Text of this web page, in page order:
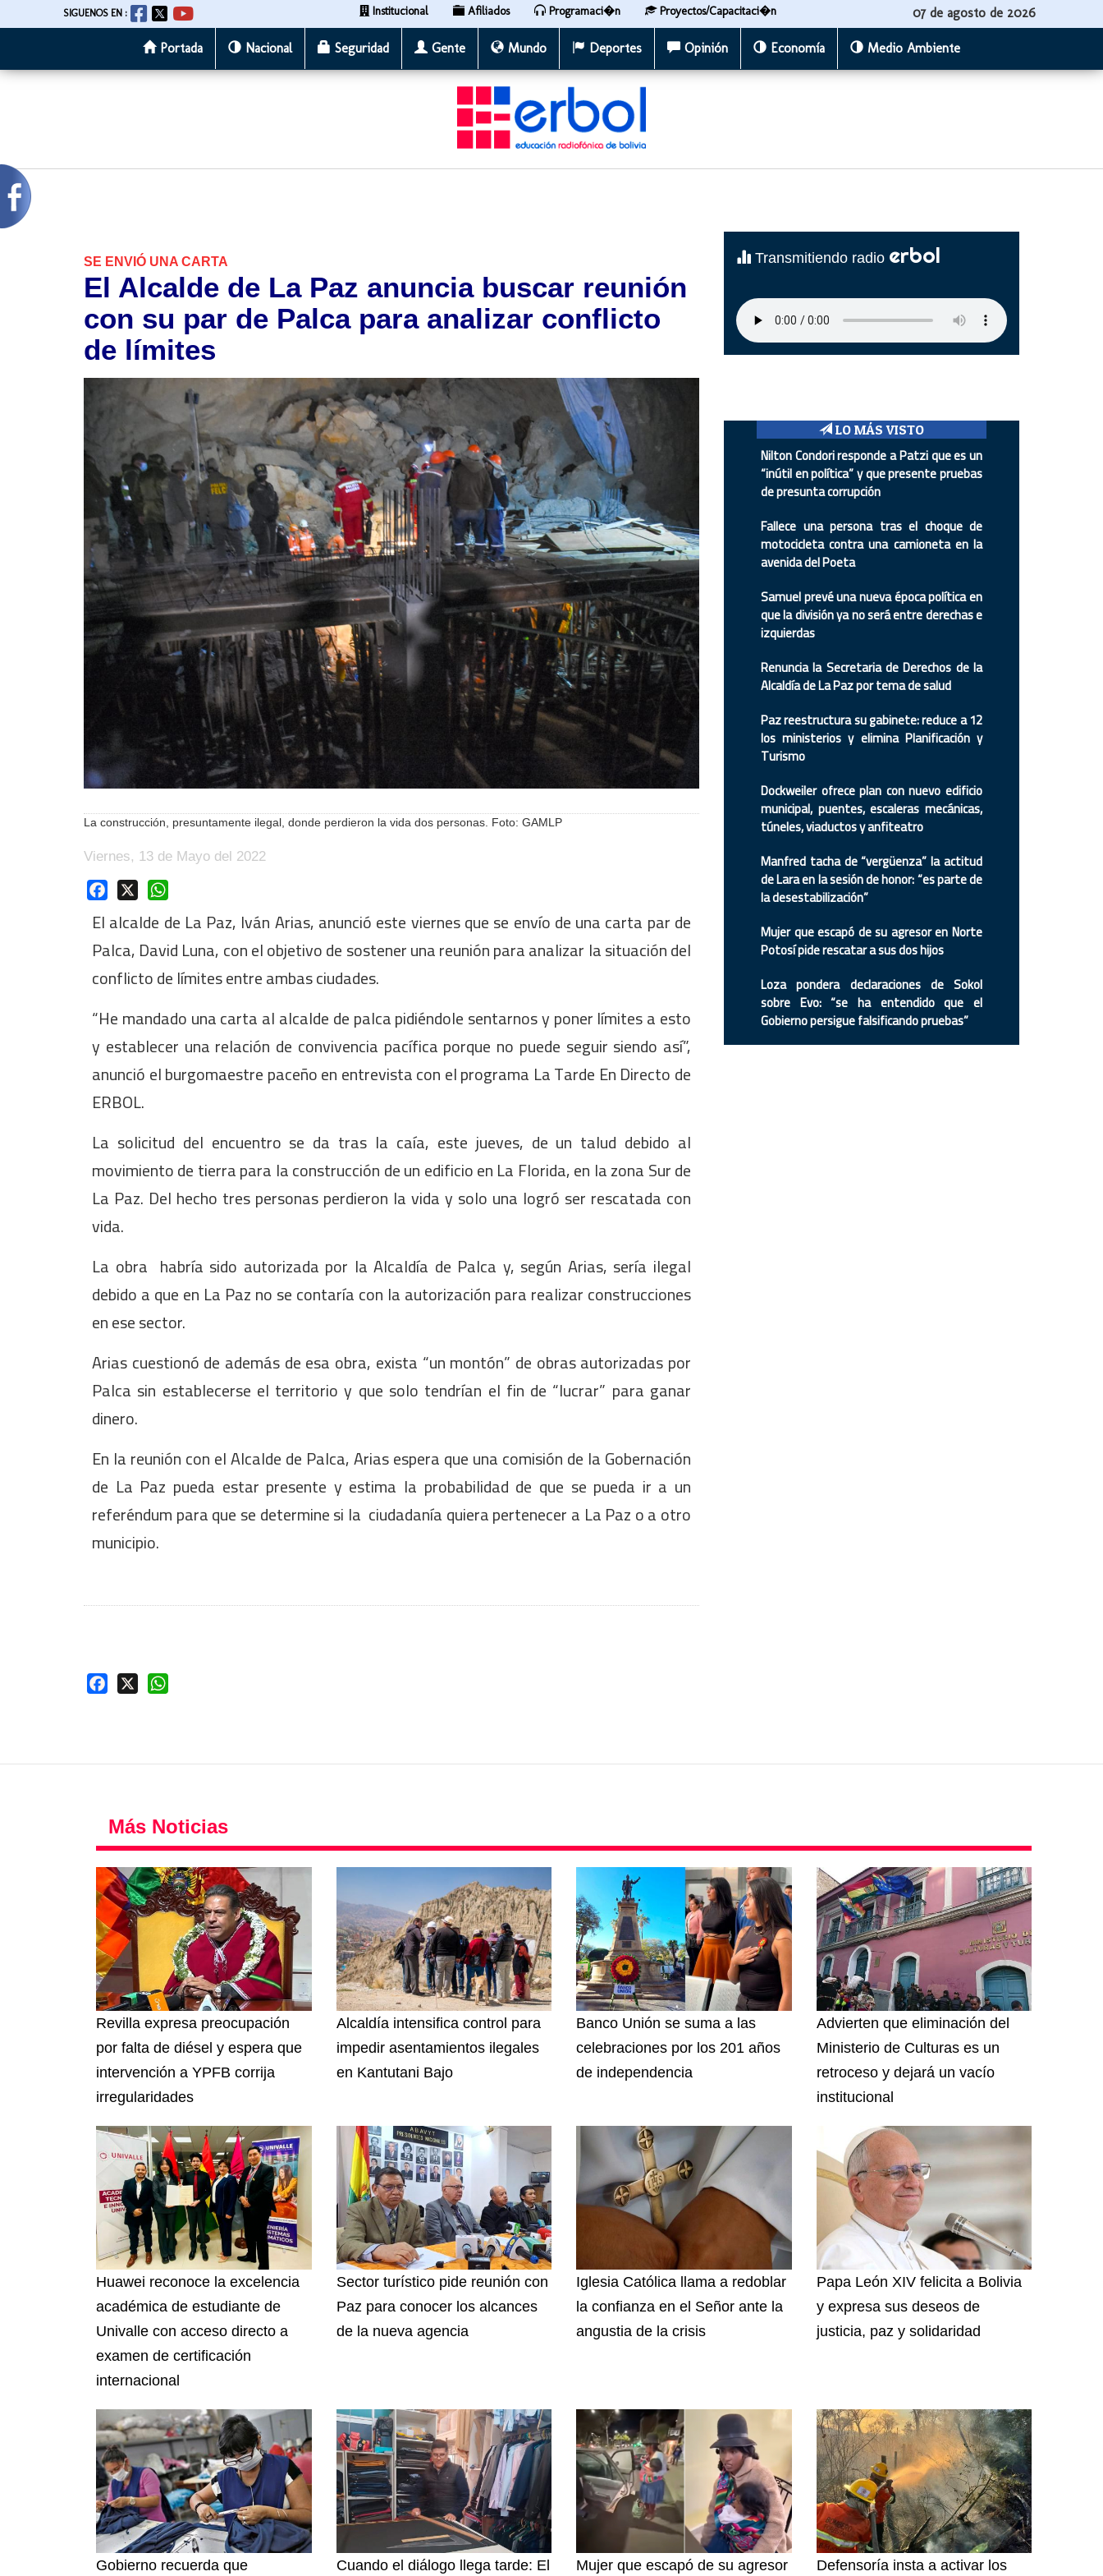
al
SIGUENOS EN : Institucional Afiliados Programaci�n Proyectos/Capacitaci�n 07 de agosto de 2026
Portada Nacional Seguridad Gente Mundo Deportes Opinión Economía Medio Ambiente
SE ENVIÓ UNA CARTA
El Alcalde de La Paz anuncia buscar reunión
con su par de Palca para analizar conflicto
de límites
La construcción, presuntamente ilegal, donde perdieron la vida dos personas. Foto: GAMLP
Viernes, 13 de Mayo del 2022
Facebook
El alcalde de La Paz, Iván Arias, anunció este viernes que se envío de una carta par de
Palca, David Luna, con el objetivo de sostener una reunión para analizar la situación del
conflicto de límites entre ambas ciudades.
“He mandado una carta al alcalde de palca pidiéndole sentarnos y poner límites a esto
y establecer una relación de convivencia pacífica porque no puede seguir siendo así”,
anunció el burgomaestre paceño en entrevista con el programa La Tarde En Directo de
ERBOL.
La solicitud del encuentro se da tras la caía, este jueves, de un talud debido al
movimiento de tierra para la construcción de un edificio en La Florida, en la zona Sur de
La Paz. Del hecho tres personas perdieron la vida y solo una logró ser rescatada con
vida.
La obra habría sido autorizada por la Alcaldía de Palca y, según Arias, sería ilegal
debido a que en La Paz no se contaría con la autorización para realizar construcciones
en ese sector.
Arias cuestionó de además de esa obra, exista “un montón” de obras autorizadas por
Palca sin establecerse el territorio y que solo tendrían el fin de “lucrar” para ganar
dinero.
En la reunión con el Alcalde de Palca, Arias espera que una comisión de la Gobernación
de La Paz pueda estar presente y estima la probabilidad de que se pueda ir a un
referéndum para que se determine si la ciudadanía quiera pertenecer a La Paz o a otro
municipio.
Facebook
Transmitiendo radio erbol
LO MÁS VISTO
Nilton Condori responde a Patzi que es un
“inútil en política” y que presente pruebas
de presunta corrupción
Fallece una persona tras el choque de
motocicleta contra una camioneta en la
avenida del Poeta
Samuel prevé una nueva época política en
que la división ya no será entre derechas e
izquierdas
Renuncia la Secretaria de Derechos de la
Alcaldía de La Paz por tema de salud
Paz reestructura su gabinete: reduce a 12
los ministerios y elimina Planificación y
Turismo
Dockweiler ofrece plan con nuevo edificio
municipal, puentes, escaleras mecánicas,
túneles, viaductos y anfiteatro
Manfred tacha de “vergüenza” la actitud
de Lara en la sesión de honor: “es parte de
la desestabilización”
Mujer que escapó de su agresor en Norte
Potosí pide rescatar a sus dos hijos
Loza pondera declaraciones de Sokol
sobre Evo: “se ha entendido que el
Gobierno persigue falsificando pruebas”
Más Noticias
Revilla expresa preocupación
por falta de diésel y espera que
intervención a YPFB corrija
irregularidades
Alcaldía intensifica control para
impedir asentamientos ilegales
en Kantutani Bajo
Banco Unión se suma a las
celebraciones por los 201 años
de independencia
Advierten que eliminación del
Ministerio de Culturas es un
retroceso y dejará un vacío
institucional
Huawei reconoce la excelencia
académica de estudiante de
Univalle con acceso directo a
examen de certificación
internacional
Sector turístico pide reunión con
Paz para conocer los alcances
de la nueva agencia
Iglesia Católica llama a redoblar
la confianza en el Señor ante la
angustia de la crisis
Papa León XIV felicita a Bolivia
y expresa sus deseos de
justicia, paz y solidaridad
Gobierno recuerda que Cuando el diálogo llega tarde: El Mujer que escapó de su agresor Defensoría insta a activar los